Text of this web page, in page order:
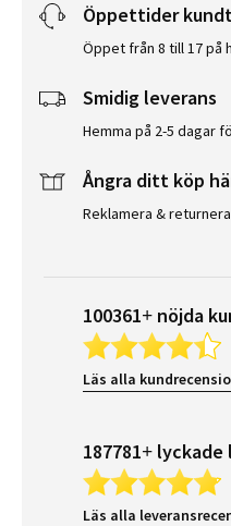
Öppettider
Öppet från 8 till 17 på
Smidig leverans
Hemma på 2-5 dagar
Ångra ditt köp
Reklamera & returnera
100361+ nöjda
Läs alla
187781+
Läs alla